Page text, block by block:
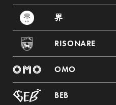
虹夕諾雅 輕井澤
虹夕諾雅 富士
虹夕諾雅 奈良
虹夕諾雅 飛鳥
界
界 波羅多
界 秋保
RISONARE
RISONARE
RISONARE 那須
OMO
OMO7 旭川
BEB